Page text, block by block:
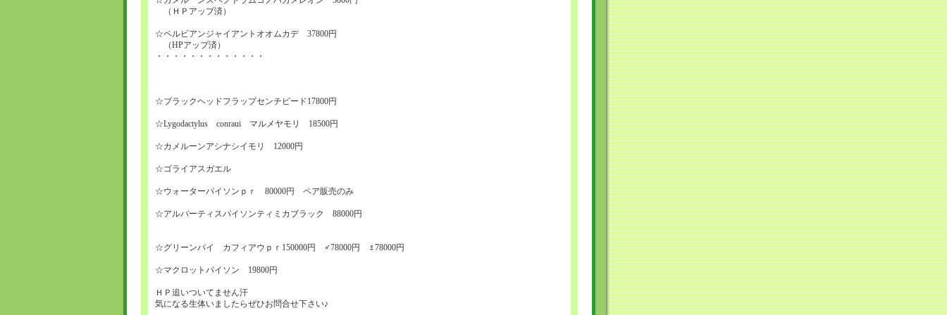
（ＨＰアップ済）
☆ペルビアンジャイアントオオムカデ 37800円
（HPアップ済）
・・・・・・・・・・・・・
☆ブラックヘッドフラップセンチピード17800円
☆Lygodactylus conraui マルメヤモリ 18500円
☆カメルーンアシナシイモリ 12000円
☆ゴライアスガエル
☆ウォーターパイソンｐｒ 80000円 ペア販売のみ
☆アルバーティスパイソンティミカブラック 88000円
☆グリーンパイ カフィアウｐｒ150000円 ♂78000円 ♀78000円
☆マクロットパイソン 19800円
ＨＰ追いついてません汗
気になる生体いましたらぜひお問合せ下さい♪